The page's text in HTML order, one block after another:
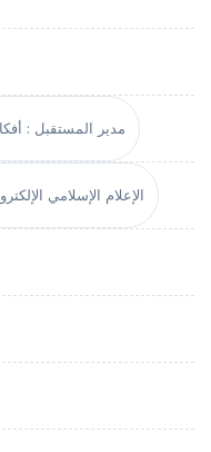
مدير المستقبل :
الإعلام الإسلامي